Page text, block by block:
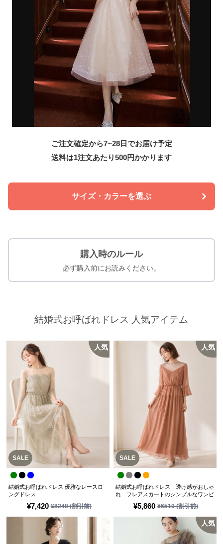
ご注文確定から7~28日でお届け予定
送料は1注文あたり500円かかります
サイズ・カラーを選ぶ
購入時のルール
必ず購入前にお読みください。
結婚式お呼ばれドレス 人気アイテム
SALE
人気
¥7,420 ¥8240(割引前)
結婚式お呼ばれドレス 優雅なレースロ
ングドレス
SALE
人気
¥5,860 ¥6510(割引前)
結婚式お呼ばれドレス 透け感がおしゃ
れ フレアスカートのシンプルなワンピ
人気